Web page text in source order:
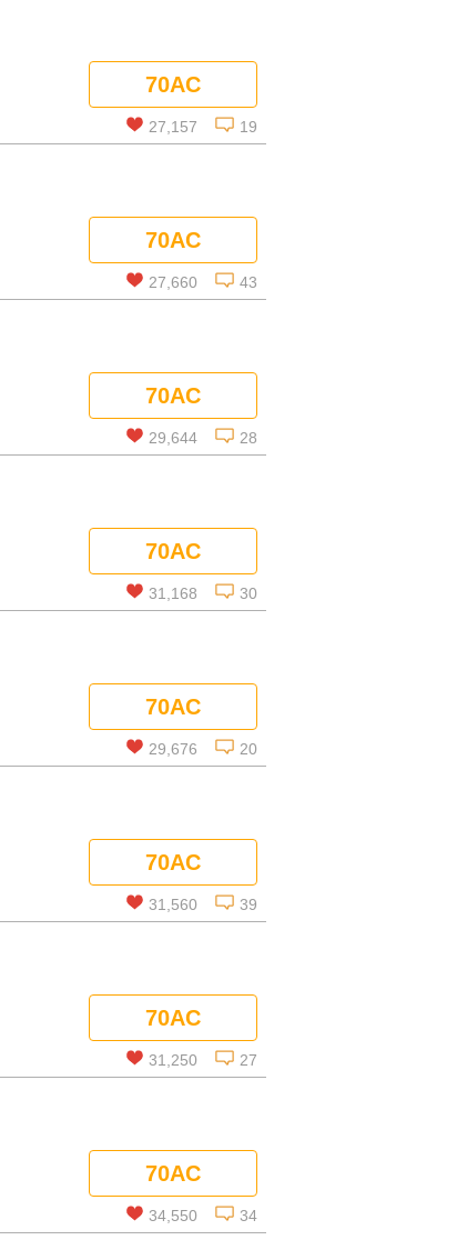
コメントを見る
70AC
27,157 19
コメントを見る
70AC
27,660 43
コメントを見る
70AC
29,644 28
コメントを見る
70AC
31,168 30
コメントを見る
70AC
29,676 20
コメントを見る
70AC
31,560 39
コメントを見る
70AC
31,250 27
コメントを見る
70AC
34,550 34